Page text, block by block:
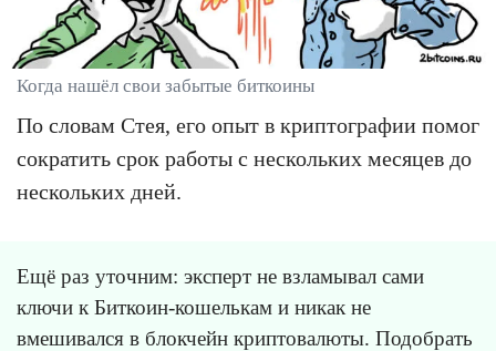
Когда нашёл свои забытые биткоины
По словам Стея, его опыт в криптографии помог
сократить срок работы с нескольких месяцев до
нескольких дней.
Ещё раз уточним: эксперт не взламывал сами
ключи к Биткоин-кошелькам и никак не
вмешивался в блокчейн криптовалюты. Подобрать